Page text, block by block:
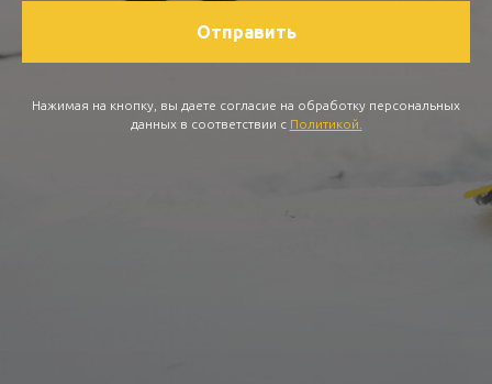
Отправить
Нажимая на кнопку, вы даете согласие на обработку персональных
данных в соответствии с Политикой